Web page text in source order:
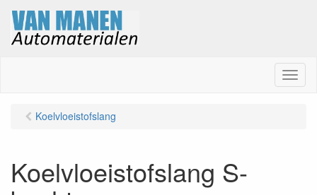
M
e
Koelvloeistofslang
Koelvloeistofslang S-